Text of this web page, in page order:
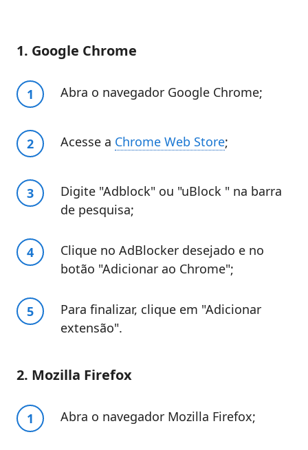
1. Google Chrome
Abra o navegador Google Chrome;
Acesse a Chrome Web Store;
Digite "Adblock" ou "uBlock " na barra
de pesquisa;
Clique no AdBlocker desejado e no
botão "Adicionar ao Chrome";
Para finalizar, clique em "Adicionar
extensão".
2. Mozilla Firefox
Abra o navegador Mozilla Firefox;